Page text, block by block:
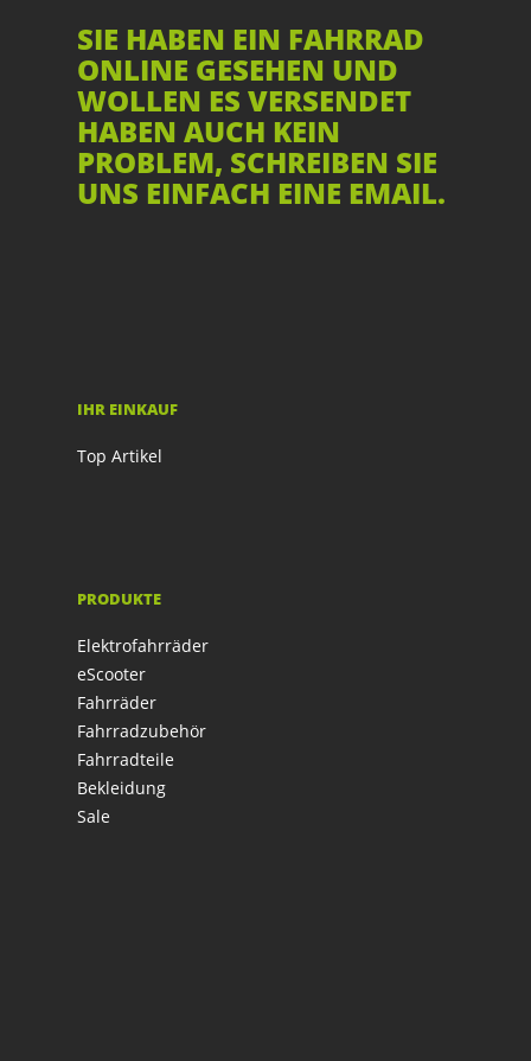
SIE HABEN EIN FAHRRAD
ONLINE GESEHEN UND
WOLLEN ES VERSENDET
HABEN AUCH KEIN
PROBLEM, SCHREIBEN SIE
UNS EINFACH EINE EMAIL.
IHR EINKAUF
Top Artikel
PRODUKTE
Elektrofahrräder
eScooter
Fahrräder
Fahrradzubehör
Fahrradteile
Bekleidung
Sale